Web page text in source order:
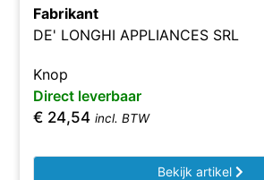
Fabrikant
DE' LONGHI APPLIANCES SRL
Knop
Direct leverbaar
€ 24,54 incl. BTW
Bekijk artikel